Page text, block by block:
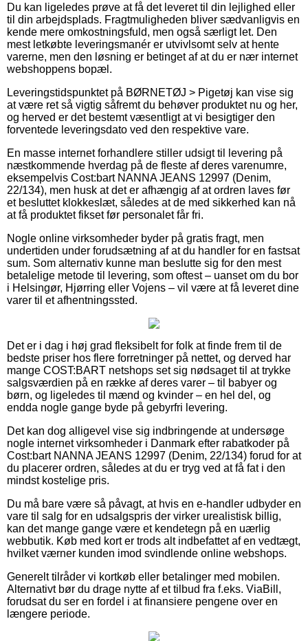
Du kan ligeledes prøve at få det leveret til din lejlighed eller
til din arbejdsplads. Fragtmuligheden bliver sædvanligvis en
kende mere omkostningsfuld, men også særligt let. Den
mest letkøbte leveringsmanér er utvivlsomt selv at hente
varerne, men den løsning er betinget af at du er nær internet
webshoppens bopæl.
Leveringstidspunktet på BØRNETØJ > Pigetøj kan vise sig
at være ret så vigtig såfremt du behøver produktet nu og her,
og herved er det bestemt væsentligt at vi besigtiger den
forventede leveringsdato ved den respektive vare.
En masse internet forhandlere stiller udsigt til levering på
næstkommende hverdag på de fleste af deres varenumre,
eksempelvis Cost:bart NANNA JEANS 12997 (Denim,
22/134), men husk at det er afhængig af at ordren laves før
et besluttet klokkeslæt, således at de med sikkerhed kan nå
at få produktet fikset før personalet får fri.
Nogle online virksomheder byder på gratis fragt, men
undertiden under forudsætning af at du handler for en fastsat
sum. Som alternativ kunne man beslutte sig for den mest
betalelige metode til levering, som oftest – uanset om du bor
i Helsingør, Hjørring eller Vojens – vil være at få leveret dine
varer til et afhentningssted.
Det er i dag i høj grad fleksibelt for folk at finde frem til de
bedste priser hos flere forretninger på nettet, og derved har
mange COST:BART netshops set sig nødsaget til at trykke
salgsværdien på en række af deres varer – til babyer og
børn, og ligeledes til mænd og kvinder – en hel del, og
endda nogle gange byde på gebyrfri levering.
Det kan dog alligevel vise sig indbringende at undersøge
nogle internet virksomheder i Danmark efter rabatkoder på
Cost:bart NANNA JEANS 12997 (Denim, 22/134) forud for at
du placerer ordren, således at du er tryg ved at få fat i den
mindst kostelige pris.
Du må bare være så påvagt, at hvis en e-handler udbyder en
vare til salg for en udsalgspris der virker urealistisk billig,
kan det mange gange være et kendetegn på en uærlig
webbutik. Køb med kort er trods alt indbefattet af en vedtægt,
hvilket værner kunden imod svindlende online webshops.
Generelt tilråder vi kortkøb eller betalinger med mobilen.
Alternativt bør du drage nytte af et tilbud fra f.eks. ViaBill,
forudsat du ser en fordel i at finansiere pengene over en
længere periode.